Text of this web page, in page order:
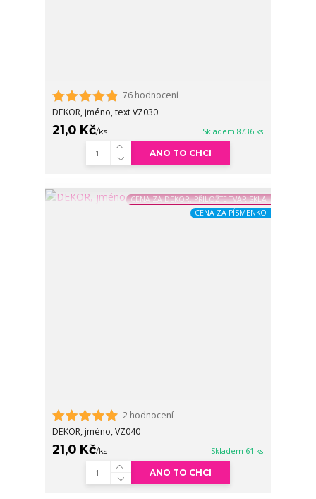
76 hodnocení
DEKOR, jméno, text VZ030
21,0 Kč/ks Skladem 8736 ks
ANO TO CHCI
CENA ZA DEKOR, PŘILOŽTE TVAR SKLA
CENA ZA PÍSMENKO
2 hodnocení
DEKOR, jméno, VZ040
21,0 Kč/ks Skladem 61 ks
ANO TO CHCI